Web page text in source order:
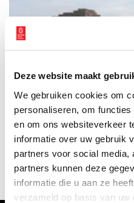
Deze website maakt
We gebruiken cookies om
personaliseren, om
en om ons websiteverkeer
informatie over uw gebruik
partners voor social media,
partners kunnen deze
informatie die u aan ze
verzameld op basis van
Deze wandeling voert langs de
kasteel, een oude
dorpje Eenigenburg.